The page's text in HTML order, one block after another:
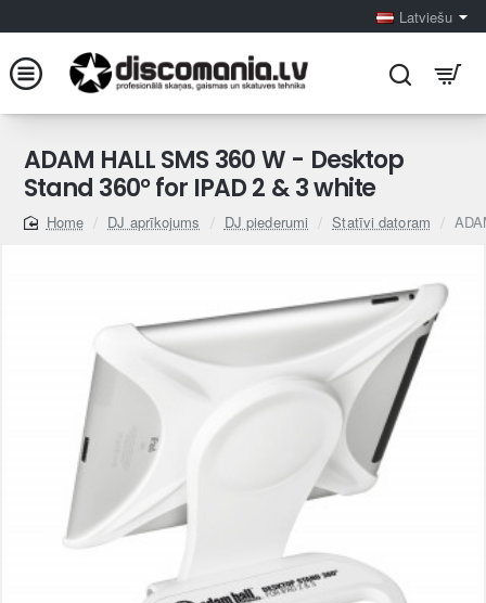
Latviešu
ADAM HALL SMS 360 W - Desktop
Stand 360° for IPAD 2 & 3 white
home
DJ aprīkojums DJ piederumi Statīvi datoram